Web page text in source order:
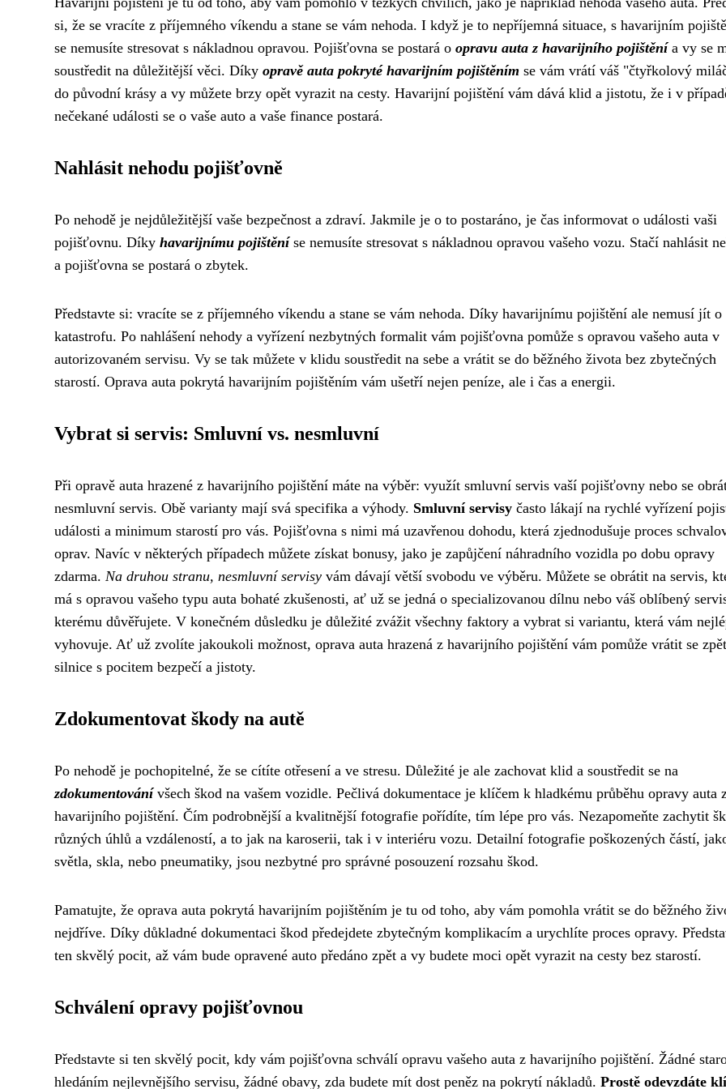
si, že se vracíte z příjemného víkendu a stane se vám nehoda. I když je to nepříjemná situace, s havarijním
se nemusíte stresovat s nákladnou opravou. Pojišťovna se postará o opravu auta z havarijního pojištěnía vy se
soustředit na důležitější věci. Díky opravě auta pokryté havarijním pojištěním se vám vrátí váš "čtyřkolový
do původní krásy a vy můžete brzy opět vyrazit na cesty. Havarijní pojištění vám dává klid a jistotu, že i v
nečekané události se o vaše auto a vaše finance postará.
Nahlásit nehodu pojišťovně
Po nehodě je nejdůležitější vaše bezpečnost a zdraví. Jakmile je o to postaráno, je čas informovat o události vaši
pojišťovnu. Díky havarijnímu pojištěníse nemusíte stresovat s nákladnou opravou vašeho vozu. Stačí nahlásit
a pojišťovna se postará o zbytek.
Představte si: vracíte se z příjemného víkendu a stane se vám nehoda. Díky havarijnímu pojištění ale nemusí jít o
katastrofu. Po nahlášení nehody a vyřízení nezbytných formalit vám pojišťovna pomůže s opravou vašeho auta v
autorizovaném servisu. Vy se tak můžete v klidu soustředit na sebe a vrátit se do běžného života bez zbytečných
starostí. Oprava auta pokrytá havarijním pojištěním vám ušetří nejen peníze, ale i čas a energii.
Vybrat si servis: Smluvní vs. nesmluvní
Při opravě auta hrazené z havarijního pojištění máte na výběr: využít smluvní servis vaší pojišťovny nebo se
nesmluvní servis. Obě varianty mají svá specifika a výhody. Smluvní servisy často lákají na rychlé vyřízení
události a minimum starostí pro vás. Pojišťovna s nimi má uzavřenou dohodu, která zjednodušuje proces
oprav. Navíc v některých případech můžete získat bonusy, jako je zapůjčení náhradního vozidla po dobu opravy
zdarma. Na druhou stranu, nesmluvní servisy vám dávají větší svobodu ve výběru. Můžete se obrátit na servis,
má s opravou vašeho typu auta bohaté zkušenosti, ať už se jedná o specializovanou dílnu nebo váš oblíbený
kterému důvěřujete. V konečném důsledku je důležité zvážit všechny faktory a vybrat si variantu, která vám
vyhovuje. Ať už zvolíte jakoukoli možnost, oprava auta hrazená z havarijního pojištění vám pomůže vrátit se
silnice s pocitem bezpečí a jistoty.
Zdokumentovat škody na autě
Po nehodě je pochopitelné, že se cítíte otřesení a ve stresu. Důležité je ale zachovat klid a soustředit se na
zdokumentovánívšech škod na vašem vozidle. Pečlivá dokumentace je klíčem k hladkému průběhu opravy auta
havarijního pojištění. Čím podrobnější a kvalitnější fotografie pořídíte, tím lépe pro vás. Nezapomeňte zachytit
různých úhlů a vzdáleností, a to jak na karoserii, tak i v interiéru vozu. Detailní fotografie poškozených částí,
světla, skla, nebo pneumatiky, jsou nezbytné pro správné posouzení rozsahu škod.
Pamatujte, že oprava auta pokrytá havarijním pojištěním je tu od toho, aby vám pomohla vrátit se do běžného
nejdříve. Díky důkladné dokumentaci škod předejdete zbytečným komplikacím a urychlíte proces opravy.
ten skvělý pocit, až vám bude opravené auto předáno zpět a vy budete moci opět vyrazit na cesty bez starostí.
Schválení opravy pojišťovnou
Představte si ten skvělý pocit, kdy vám pojišťovna schválí opravu vašeho auta z havarijního pojištění. Žádné
hledáním nejlevnějšího servisu, žádné obavy, zda budete mít dost peněz na pokrytí nákladů. Prostě odevzdáte